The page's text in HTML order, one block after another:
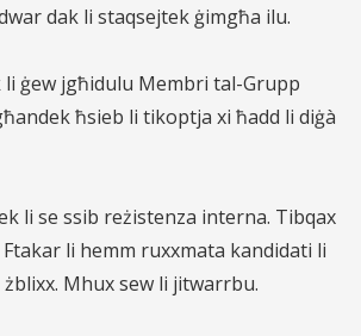
dak li staqsejtek ġimgħa ilu.
li ġew jgħidulu Membri tal-Grupp
ħsieb li tikoptja xi ħadd li diġà
li se ssib reżistenza interna. Tibqax
li hemm ruxxmata kandidati li
Mhux sew li jitwarrbu.